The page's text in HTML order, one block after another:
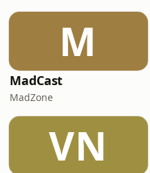
M
MadCast
MadZone
VN